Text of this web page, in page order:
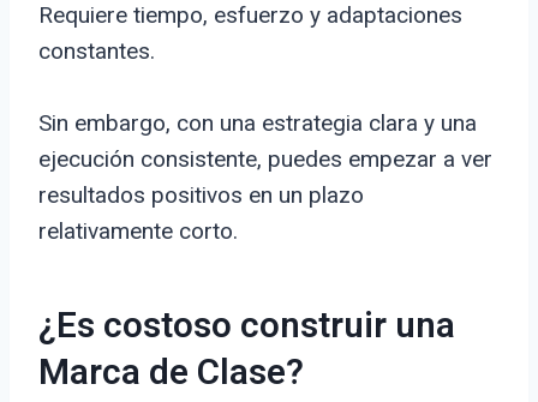
Requiere tiempo, esfuerzo y adaptaciones
constantes.
Sin embargo, con una estrategia clara y una
ejecución consistente, puedes empezar a ver
resultados positivos en un plazo
relativamente corto.
¿Es costoso construir una
Marca de Clase?